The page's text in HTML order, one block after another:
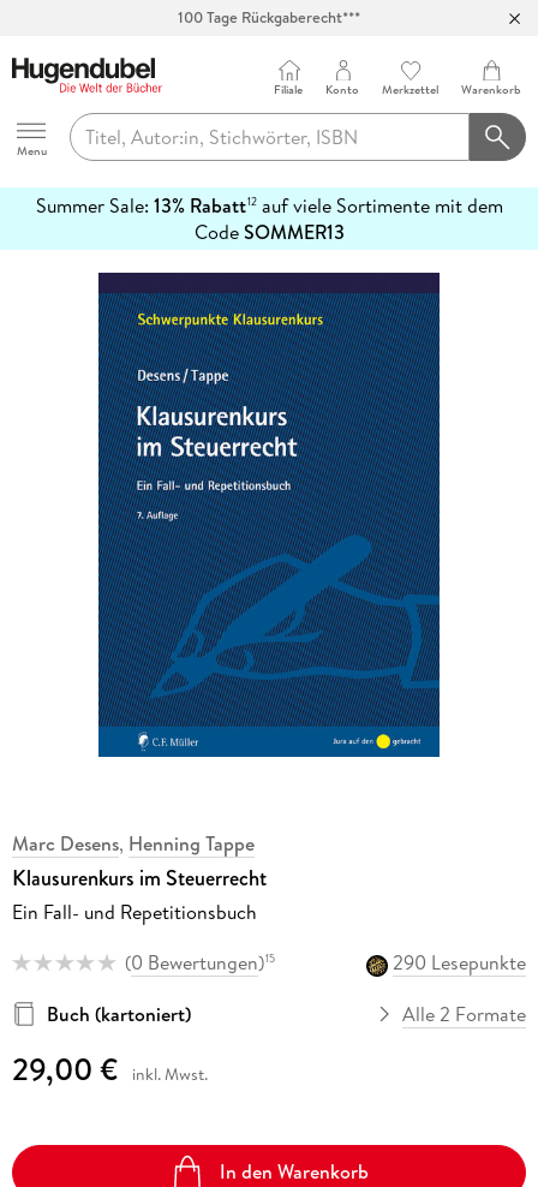
100 Tage Rückgaberecht***
Hugendubel
Menu
Filiale Konto Merkzettel Warenkorb
Summer Sale: 13% Rabatt12auf viele Sortimente mit dem
CodeSOMMER13
erfahren
Marc Desens, Henning Tappe
Klausurenkurs im Steuerrecht
Ein Fall- und Repetitionsbuch
(0 Bewertungen)15
290 Lesepunkte
Buch (kartoniert)
Alle 2 Formate
29,00 € inkl. Mwst.
In den Warenkorb